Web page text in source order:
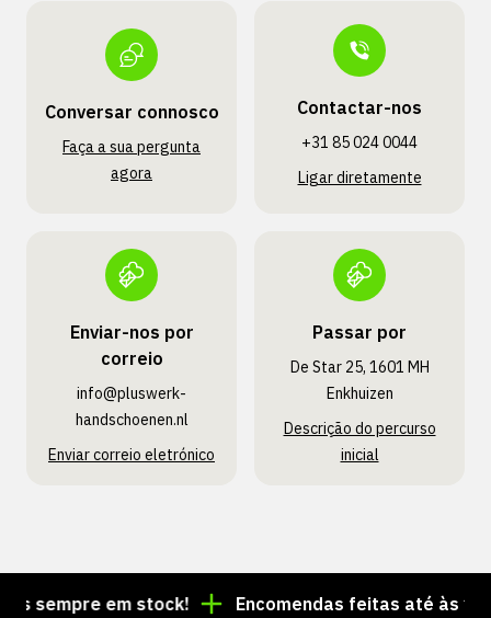
Conversar connosco
Faça a sua pergunta
agora
Contactar-nos
+31 85 024 0044
Ligar diretamente
Enviar-nos por
correio
info@pluswerk­
handschoenen.nl
Enviar correio eletrónico
Passar por
De Star 25, 1601 MH
Enkhuizen
Descrição do percurso
inicial
em stock!
Encomendas feitas até às 15:00